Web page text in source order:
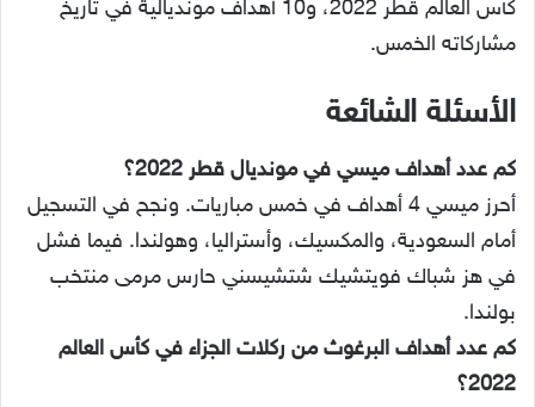
كأس العالم قطر 2022، و10 أهداف مونديالية في تاريخ
مشاركاته الخمس.
الأسئلة الشائعة
كم عدد أهداف ميسي في مونديال قطر 2022؟
أحرز ميسي 4 أهداف في خمس مباريات. ونجح في التسجيل
أمام السعودية، والمكسيك، وأستراليا، وهولندا. فيما فشل
في هز شباك فويتشيك شتشيسني حارس مرمى منتخب
بولندا.
كم عدد أهداف البرغوث من ركلات الجزاء في كأس العالم
2022؟